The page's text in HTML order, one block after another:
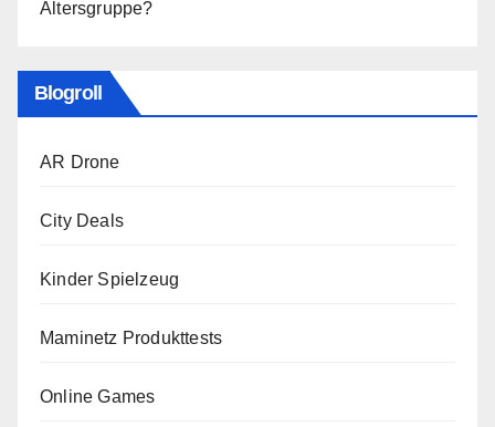
Altersgruppe?
Blogroll
AR Drone
City Deals
Kinder Spielzeug
Maminetz Produkttests
Online Games